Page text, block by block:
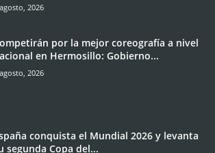
2026
por la mejor coreografía a nivel
en Hermosillo: Gobierno...
2026
conquista el Mundial 2026 y levanta
segunda Copa del...